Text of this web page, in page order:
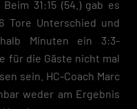
31:15 (54.) gab es
Tore Unterschied und
Minuten ein 3:3-
für die Gäste nicht mal
sein. HC-Coach Marc
weder am Ergebnis